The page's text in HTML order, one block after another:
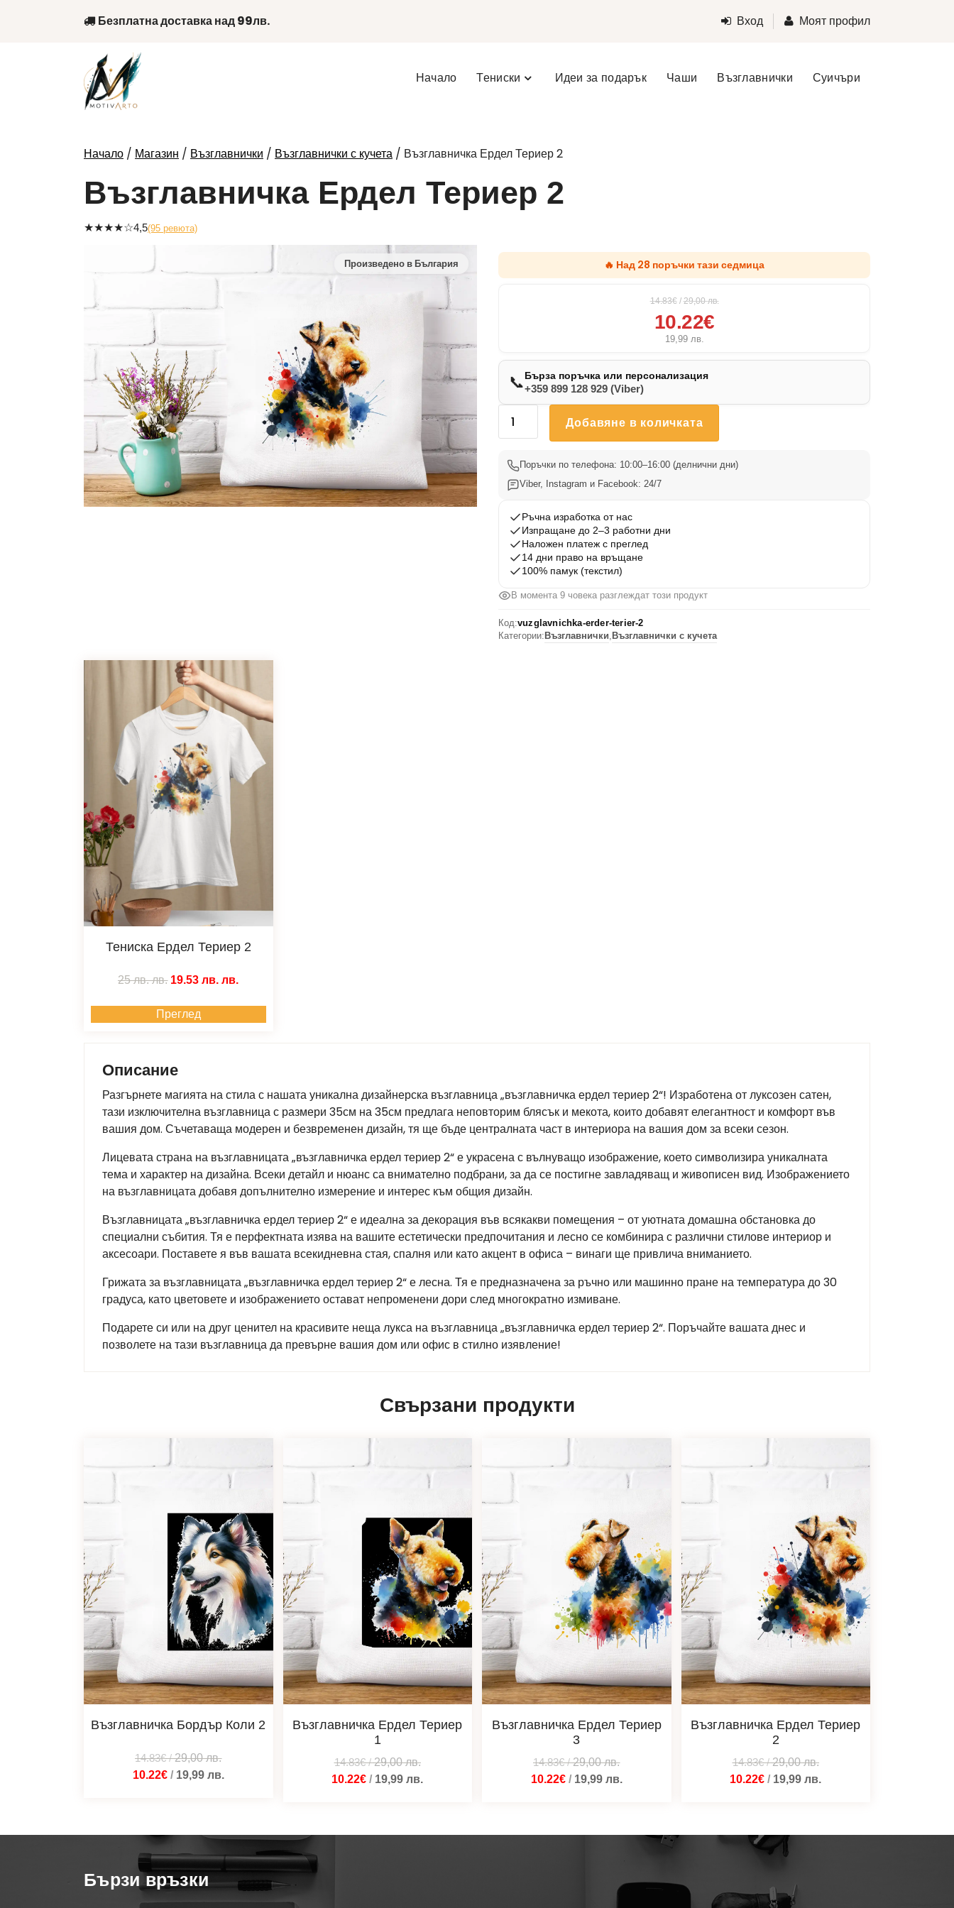
Безплатна доставка над 99лв. Вход Моят профил
Начало Тениски Идеи за подарък Чаши Възглавнички Суичъри
Начало / Магазин / Възглавнички / Възглавнички с кучета / Възглавничка Ердел Териер 2
Възглавничка Ердел Териер 2
★★★★☆4,5(95 ревюта)
🔥 Над 28 поръчки тази седмица
14.83€ / 29,00лв.
10.22€
19,99 лв.
📞Бърза поръчка или персонализация
+359 899 128 929 (Viber)
количество
Възглавничка
Ердел
Териер
Добавяне в количката
Поръчки по телефона: 10:00–16:00 (делнични дни)
Viber, Instagram и Facebook: 24/7
Ръчна изработка от нас
Изпращане до 2–3 работни дни
Наложен платеж с преглед
14 дни право на връщане
100% памук (текстил)
В момента 9 човека разглеждат този продукт
Код:vuzglavnichka-erder-terier-2
Категории: Възглавнички, Възглавнички с кучета
Тениска Ердел Териер 2
25 лв.лв. 19.53 лв.лв.
Преглед
Описание
Разгърнете магията на стила с нашата уникална дизайнерска възглавница „възглавничка ердел териер 2“! Изработена от луксозен сатен,
тази изключителна възглавница с размери 35см на 35см предлага неповторим блясък и мекота, които добавят елегантност и комфорт във
вашия дом. Съчетаваща модерен и безвременен дизайн, тя ще бъде централната част в интериора на вашия дом за всеки сезон.
Лицевата страна на възглавницата „възглавничка ердел териер 2“ е украсена с вълнуващо изображение, което символизира уникалната
тема и характер на дизайна. Всеки детайл и нюанс са внимателно подбрани, за да се постигне завладяващ и живописен вид. Изображението
на възглавницата добавя допълнително измерение и интерес към общия дизайн.
Възглавницата „възглавничка ердел териер 2“ е идеална за декорация във всякакви помещения – от уютната домашна обстановка до
специални събития. Тя е перфектната изява на вашите естетически предпочитания и лесно се комбинира с различни стилове интериор и
аксесоари. Поставете я във вашата всекидневна стая, спалня или като акцент в офиса – винаги ще привлича вниманието.
Грижата за възглавницата „възглавничка ердел териер 2“ е лесна. Тя е предназначена за ръчно или машинно пране на температура до 30
градуса, като цветовете и изображението остават непроменени дори след многократно измиване.
Подарете си или на друг ценител на красивите неща лукса на възглавница „възглавничка ердел териер 2“. Поръчайте вашата днес и
позволете на тази възглавница да превърне вашия дом или офис в стилно изявление!
Свързани продукти
Възглавничка Бордър Коли 2
14.83€/29,00лв.
10.22€/ 19,99 лв.
Възглавничка Ердел Териер
1
14.83€/29,00лв.
10.22€ / 19,99лв.
Възглавничка Ердел Териер
3
14.83€/29,00лв.
10.22€/ 19,99 лв.
Възглавничка Ердел Териер
2
14.83€/29,00лв.
10.22€ / 19,99лв.
Бързи връзки